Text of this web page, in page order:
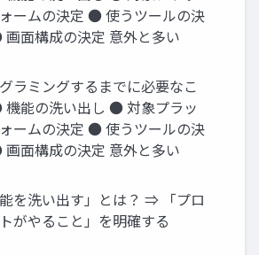
ームの決定 ● 使うツールの決
⾯構成の決定 意外と多い
ラミングするまでに必要なこ
機能の洗い出し ● 対象プラッ
ームの決定 ● 使うツールの決
⾯構成の決定 意外と多い
能を洗い出す」とは？ ⇒ 「プロ
がやること」を明確する